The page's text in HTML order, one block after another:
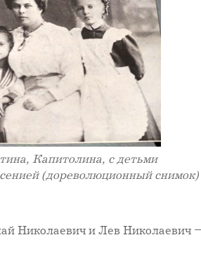
Капитолина, с детьми
(дореволюционный снимок)
Николаевич и Лев Николаевич